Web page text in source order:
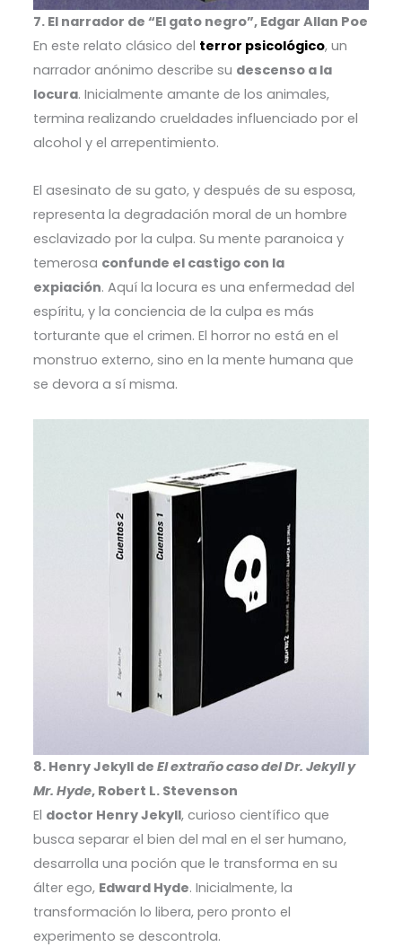
7. El narrador de “El gato negro”, Edgar Allan Poe
En este relato clásico del terror psicológico, un
narrador anónimo describe su descenso a la
locura. Inicialmente amante de los animales,
termina realizando crueldades influenciado por el
alcohol y el arrepentimiento.
El asesinato de su gato, y después de su esposa,
representa la degradación moral de un hombre
esclavizado por la culpa. Su mente paranoica y
temerosa confunde el castigo con la
expiación. Aquí la locura es una enfermedad del
espíritu, y la conciencia de la culpa es más
torturante que el crimen. El horror no está en el
monstruo externo, sino en la mente humana que
se devora a sí misma.
8. Henry Jekyll de El extraño caso del Dr. Jekyll y
Mr. Hyde, Robert L. Stevenson
El doctor Henry Jekyll, curioso científico que
busca separar el bien del mal en el ser humano,
desarrolla una poción que le transforma en su
álter ego, Edward Hyde. Inicialmente, la
transformación lo libera, pero pronto el
experimento se descontrola.